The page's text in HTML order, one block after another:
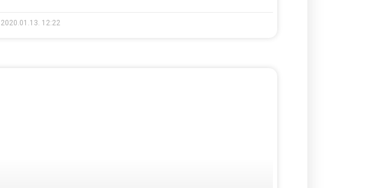
2020.01.13. 12:22